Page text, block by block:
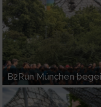
B2Run München